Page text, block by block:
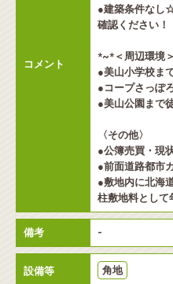
コメント
●建築条件なし
確認ください！
*~*＜周辺環境
●美山小学校ま
●コープさっぽ
●美山公園まで
〈その他〉
●公簿売買・現
●前面道路都市
●敷地内に北海
柱敷地料として
備考 -
設備等 角地